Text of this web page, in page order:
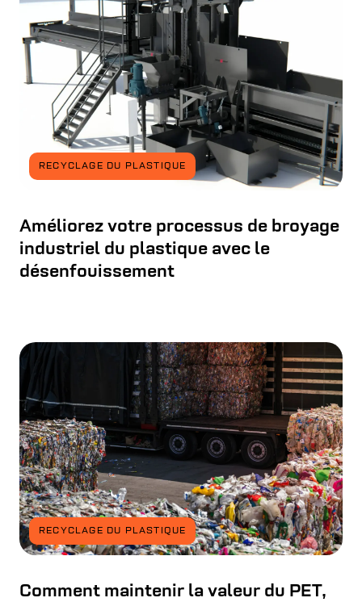
RECYCLAGE DU PLASTIQUE
Améliorez votre processus de broyage
industriel du plastique avec le
désenfouissement
RECYCLAGE DU PLASTIQUE
Comment maintenir la valeur du PET,